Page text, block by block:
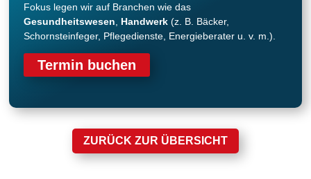
Fokus legen wir auf Branchen wie das
Gesundheitswesen
Handwerk (z. B. Bäcker,
Schornsteinfeger, Pflegedienste, Energieberater u. v. m.).
Termin buchen
ZURÜCK ZUR ÜBERSICHT